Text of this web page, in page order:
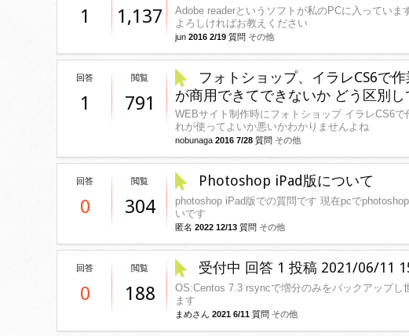
1 1,137
Adobe readerというソフトが私のPCに入っていま
よろしければお教えください
jun 2016 2/19 質問 その他
回答
1
閲覧
791
フォトショップ、イラレCS6で
が商用できてできないか どう区別し
WEBサイト制作時にフォトショップ イラレCS6
れが使ってよいか悪いかわかりませんよね
nobunaga 2016 7/28 質問 その他
回答
0
閲覧
304
Photoshop iPad版について
photoshop iPad版での質問です 現在pcで
いです
匿名 2022 12/13 質問 その他
回答
0
閲覧
188
受付中 回答 1 投稿 2021/06/11
OS:Centos 7.3 rsyncで増分のみをバックアップ
ます
まめさん 2021 6/11 質問 その他